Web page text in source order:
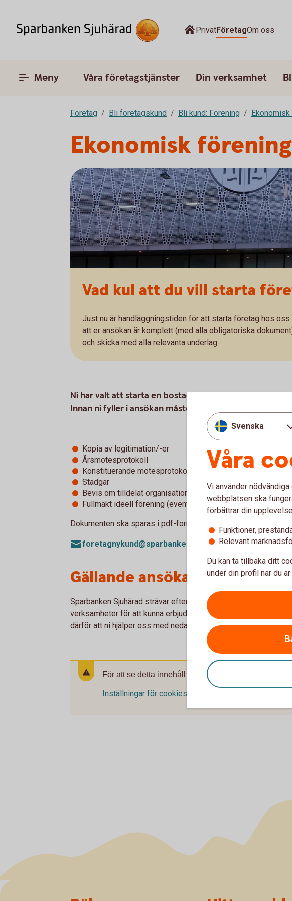
PrivatFöretagOm oss
Meny Våra företagstjänster Din verksamhet
Företag Bli företagskund Bli kund: Förening
Ekonomisk förening
Vad kul att du vill starta
Just nu är handläggningstiden för att starta företag hos oss
att er ansökan är komplett (med alla obligatoriska
och skicka med alla relevanta underlag.
Ni har valt att starta en bostadsrättsförening,
Innan ni fyller i ansökan måste ni förbereda följande
Kopia av legitimation/-er
Årsmötesprotokoll
Konstituerande mötesprotokoll
Stadgar
Bevis om tilldelat organisationsnummer
Fullmakt ideell förening (eventuellt)
Dokumenten ska sparas i pdf-format och skickas till oss.
foretagnykund@sparbankensjuharad.se
Gällande ansökan
Sparbanken Sjuhärad strävar efter att förstå sina kunders
verksamheter för att kunna erbjuda långsiktiga och
därför att ni hjälper oss med nedanstående information.
För att se detta innehåll behöver du först godkänna
Inställningar för cookies
Svenska
Våra
Vi använder
webbplatsen ska
förbättrar din
Funktioner,
Relevant
Du kan ta tillbaka ditt
under din profil när du